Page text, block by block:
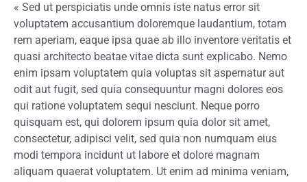
« Sed ut perspiciatis unde omnis iste natus error sit
voluptatem accusantium doloremque laudantium, totam
rem aperiam, eaque ipsa quae ab illo inventore veritatis et
quasi architecto beatae vitae dicta sunt explicabo. Nemo
enim ipsam voluptatem quia voluptas sit aspernatur aut
odit aut fugit, sed quia consequuntur magni dolores eos
qui ratione voluptatem sequi nesciunt. Neque porro
quisquam est, qui dolorem ipsum quia dolor sit amet,
consectetur, adipisci velit, sed quia non numquam eius
modi tempora incidunt ut labore et dolore magnam
aliquam quaerat voluptatem. Ut enim ad minima veniam,